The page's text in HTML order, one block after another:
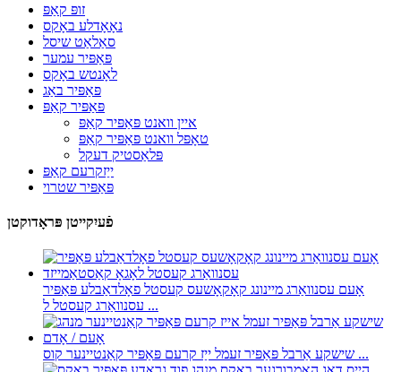
זופּ קאַפּ
נאָאָדלע באָקס
סאַלאַט שיסל
פּאַפּיר עמער
לאָנטש באָקס
פּאַפּיר באַג
פּאַפּיר קאַפּ
איין וואנט פּאַפּיר קאַפּ
טאָפּל וואנט פּאַפּיר קאַפּ
פּלאַסטיק דעקל
ייַזקרעם קאַפּ
פּאַפּיר שטרוי
פֿעיִקייטן פּראָדוקטן
אָעם עסנוואַרג מיינונג קאָקאָשעס קעסטל פאָלדאַבלע פּאַפּיר
עסנוואַרג קעסטל ל ...
שישקע אַרבל פּאַפּיר זעמל ייַז קרעם פּאַפּיר קאַנטיינער קוס ...